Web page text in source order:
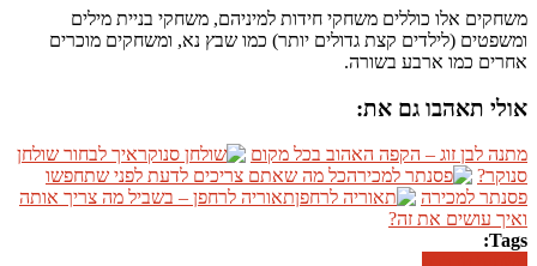
משחקים אלו כוללים משחקי חידות למיניהם, משחקי בניית מילים
ומשפטים (לילדים קצת גדולים יותר) כמו שבץ נא, ומשחקים מוכרים
אחרים כמו ארבע בשורה.
אולי תאהבו גם את:
מתנה לבן זוג – הקפה האהוב בכל מקום
איך לבחור שולחן
סנוקר?
כל מה שאתם צריכים לדעת לפני שתחפשו
פסנתר למכירה
תאוריה לרחפן – בשביל מה צריך אותה
ואיך עושים את זה?
Tags: